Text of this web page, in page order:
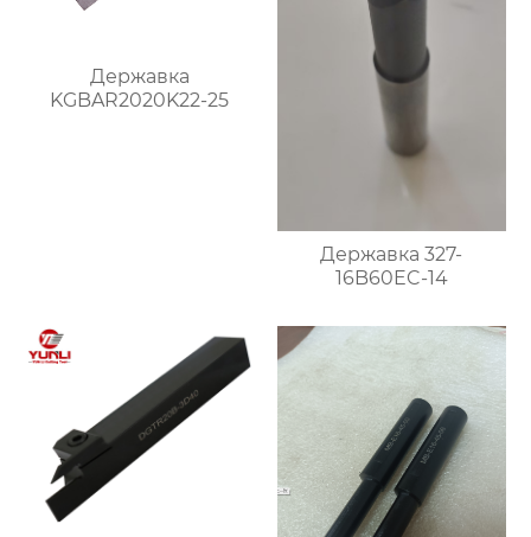
Державка
KGBAR2020K22-25
Державка 327-
16B60EC-14